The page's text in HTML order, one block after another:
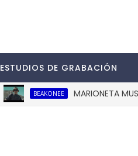
ESTUDIOS DE GRABACIÓN
BEAKONEE MARIONETA